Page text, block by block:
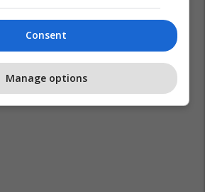
Consent
Manage options